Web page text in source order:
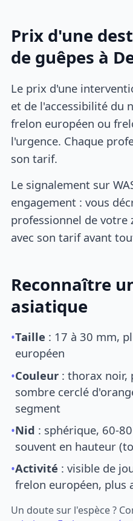
Prix d'une
de guêpes à
Le prix d'une
et de l'accessibilité du
frelon européen ou
l'urgence. Chaque
son tarif.
Le signalement sur
engagement : vous
professionnel de votre
avec son tarif avant
Reconnaître
asiatique
•Taille : 17 à 30 mm,
européen
•Couleur : thorax noir,
sombre cerclé
segment
•Nid : sphérique, 60-
souvent en hauteur
•Activité : visible de
frelon européen, plus
Un doute sur l'espèce ?